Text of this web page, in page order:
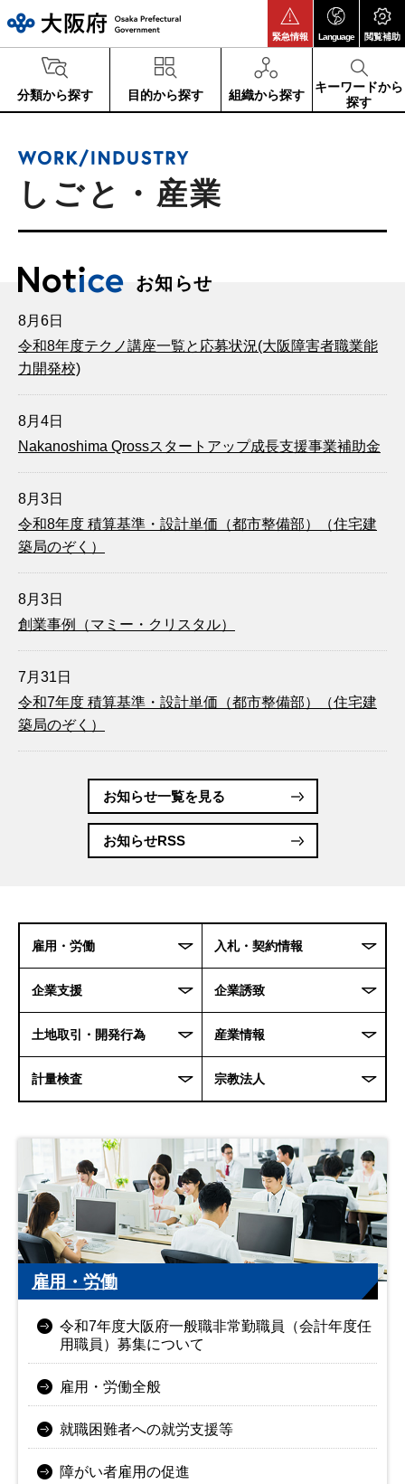
緊急情報 Language 閲覧補助
分類から探す 目的から探す 組織から探す
キーワードから
探す
しごと・産業
お知らせ
8月6日
令和8年度テクノ講座一覧と応募状況(大阪障害者職業能
力開発校)
8月4日
Nakanoshima Qrossスタートアップ成長支援事業補助金
8月3日
令和8年度 積算基準・設計単価（都市整備部）（住宅建
築局のぞく）
8月3日
創業事例（マミー・クリスタル）
7月31日
令和7年度 積算基準・設計単価（都市整備部）（住宅建
築局のぞく）
お知らせ一覧を見る
お知らせRSS
雇用・労働 入札・契約情報
企業支援 企業誘致
土地取引・開発行為 産業情報
計量検査 宗教法人
雇用・労働
令和7年度大阪府一般職非常勤職員（会計年度任
用職員）募集について
雇用・労働全般
就職困難者への就労支援等
障がい者雇用の促進